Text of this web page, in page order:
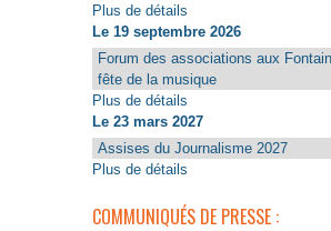
Plus de détails
Le 19 septembre 2026
Forum des associations aux
fête de la musique
Plus de détails
Le 23 mars 2027
Assises du Journalisme 2027
Plus de détails
COMMUNIQUÉS DE PRESSE :